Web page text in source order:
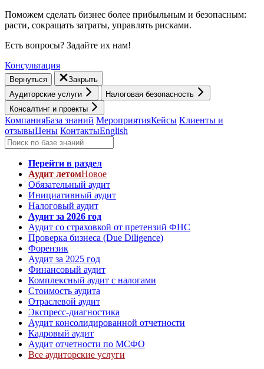
Поможем сделать бизнес более прибыльным и безопасным:
расти, cокращать затраты, управлять рисками.
Есть вопросы? Задайте их нам!
Консультация
Вернуться
Закрыть
Аудиторские услуги
Налоговая безопасность
Консалтинг и проекты
КомпанияБаза знаний МероприятияКейсы Клиенты и
отзывыЦены КонтактыEnglish
Перейти в раздел
Аудит летомНовое
Обязательный аудит
Инициативный аудит
Налоговый аудит
Аудит за 2026 год
Аудит со страховкой от претензий ФНС
Проверка бизнеса (Due Diligence)
Форензик
Аудит за 2025 год
Финансовый аудит
Комплексный аудит с налогами
Стоимость аудита
Отраслевой аудит
Экспресс-диагностика
Аудит консолидированной отчетности
Кадровый аудит
Аудит отчетности по МСФО
Все аудиторские услуги